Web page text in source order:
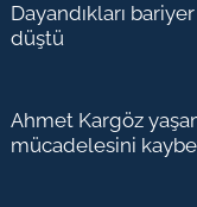
Dayandıkları
düştü
Ahmet Kargöz
mücadelesini